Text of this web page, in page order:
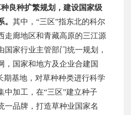
良种扩繁规划，建设国家级
。 其中， “三区”指东北的科尔
走廊地区和青藏高原的三江源
国家行业主管部门统一规划，
，国家和地方及企业合建国
期基地，对草种种类进行科学
中加工，在“三区”建立种子
一品牌，打造草种业国家名